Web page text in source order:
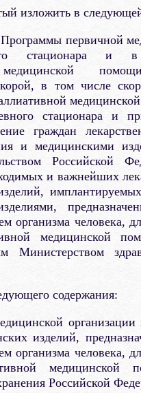
изложить в
первичной
стационара и
медицинской
в том числе
стационара и
граждан
и медицинскими
Российской
и важнейших
организма человека,
медицинской
Министерством
содержания:
изделий,
организма человека,
медицинской
Российской